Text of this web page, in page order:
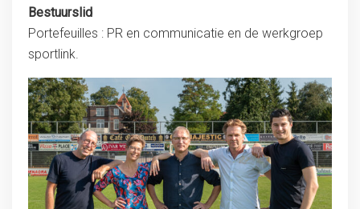
Bestuurslid
Portefeuilles : PR en communicatie en de werkgroep
sportlink.